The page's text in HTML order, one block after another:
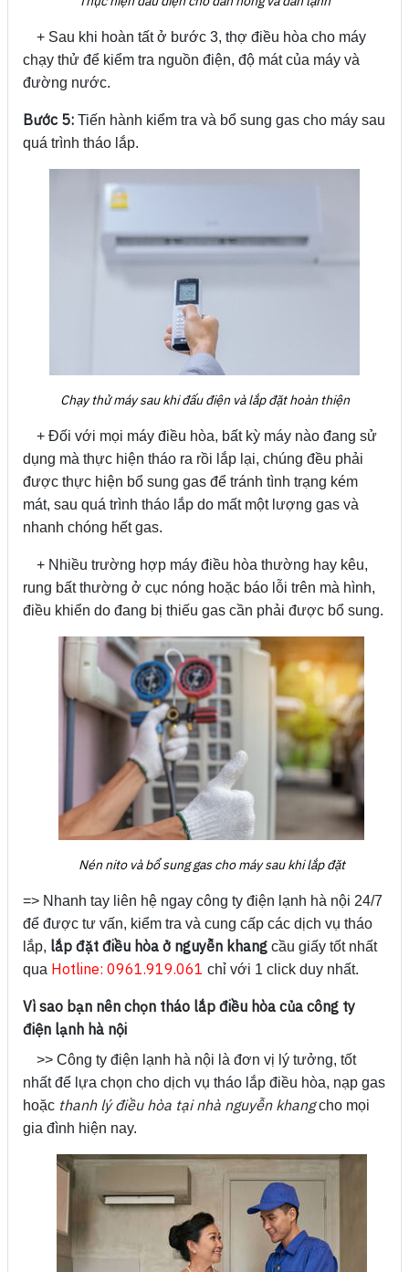
+ Sau khi hoàn tất ở bước 3, thợ điều hòa cho máy
chạy thử để kiểm tra nguồn điện, độ mát của máy và
đường nước.
Bước 5: Tiến hành kiểm tra và bổ sung gas cho máy sau
quá trình tháo lắp.
Chạy thử máy sau khi đấu điện và lắp đặt hoàn thiện
+ Đối với mọi máy điều hòa, bất kỳ máy nào đang sử
dụng mà thực hiện tháo ra rồi lắp lại, chúng đều phải
được thực hiện bổ sung gas để tránh tình trạng kém
mát, sau quá trình tháo lắp do mất một lượng gas và
nhanh chóng hết gas.
+ Nhiều trường hợp máy điều hòa thường hay kêu,
rung bất thường ở cục nóng hoặc báo lỗi trên mà hình,
điều khiển do đang bị thiếu gas cần phải được bổ sung.
Nén nito và bổ sung gas cho máy sau khi lắp đặt
=> Nhanh tay liên hệ ngay công ty điện lạnh hà nội 24/7
để được tư vấn, kiểm tra và cung cấp các dịch vụ tháo
lắp, lắp đặt điều hòa ở nguyễn khang cầu giấy tốt nhất
qua Hotline: 0961.919.061 chỉ với 1 click duy nhất.
Vì sao bạn nên chọn tháo lắp điều hòa của công ty
điện lạnh hà nội
>> Công ty điện lạnh hà nội là đơn vị lý tưởng, tốt
nhất để lựa chọn cho dịch vụ tháo lắp điều hòa, nạp gas
hoặc thanh lý điều hòa tại nhà nguyễn khangcho mọi
gia đình hiện nay.